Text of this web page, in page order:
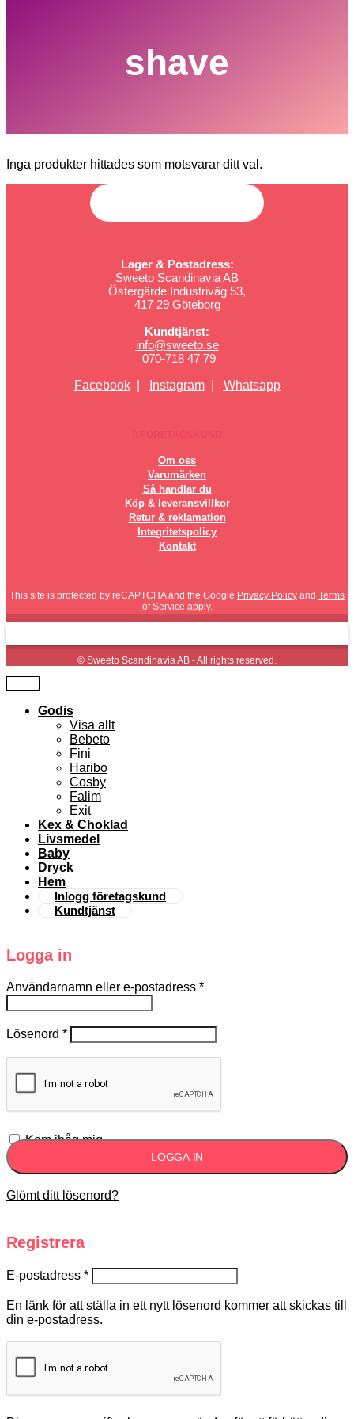
shave
Inga produkter hittades som motsvarar ditt val.
Lager & Postadress:
Sweeto Scandinavia AB
Östergärde Industriväg 53,
417 29 Göteborg
Kundtjänst:
info@sweeto.se
070-718 47 79
Facebook| Instagram| Whatsapp
Om oss
Varumärken
Så handlar du
Köp & leveransvillkor
Retur & reklamation
Integritetspolicy
Kontakt
This site is protected by reCAPTCHA and the Google Privacy Policy and Terms
of Service apply.
© Sweeto Scandinavia AB - All rights reserved.
Godis
Visa allt
Bebeto
Fini
Haribo
Cosby
Falim
Exit
Kex & Choklad
Livsmedel
Baby
Dryck
Hem
Inlogg företagskund
Kundtjänst
Logga in
Användarnamn eller e-postadress *
Lösenord *
Kom ihåg mig
LOGGA IN
Glömt ditt lösenord?
Registrera
E-postadress *
En länk för att ställa in ett nytt lösenord kommer att skickas till
din e-postadress.